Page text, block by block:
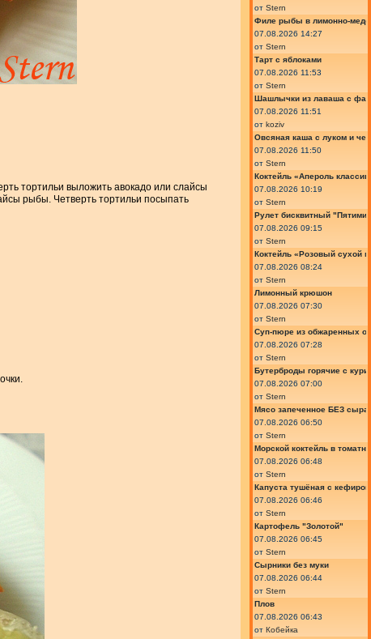
тортильи выложить авокадо или слайсы
рыбы. Четверть тортильи посыпать
от Stern
Филе рыбы в лимонно-
07.08.2026 14:27
от Stern
Тарт с яблоками
07.08.2026 11:53
от Stern
Шашлычки из лаваша с
07.08.2026 11:51
от koziv
Овсяная каша с луком и
07.08.2026 11:50
от Stern
Коктейль «Апероль
07.08.2026 10:19
от Stern
Рулет бисквитный
07.08.2026 09:15
от Stern
Коктейль «Розовый сухой
07.08.2026 08:24
от Stern
Лимонный крюшон
07.08.2026 07:30
от Stern
Суп-пюре из обжаренных
07.08.2026 07:28
от Stern
Бутерброды горячие с
07.08.2026 07:00
от Stern
Мясо запеченное БЕЗ сыра
07.08.2026 06:50
от Stern
Морской коктейль в
07.08.2026 06:48
от Stern
Капуста тушёная с кефиром
07.08.2026 06:46
от Stern
Картофель "Золотой"
07.08.2026 06:45
от Stern
Сырники без муки
07.08.2026 06:44
от Stern
Плов
07.08.2026 06:43
от Кобейка